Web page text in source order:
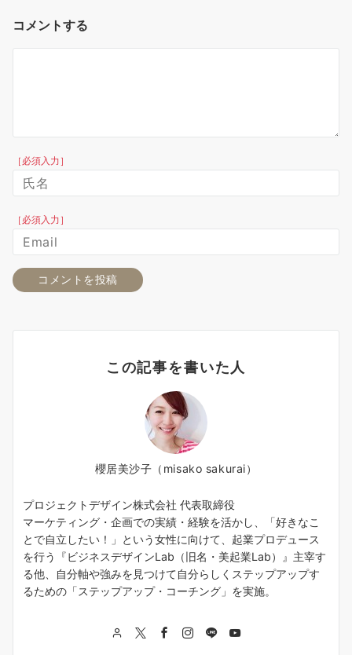
コメントする
［必須入力］
［必須入力］
この記事を書いた人
櫻居美沙子（misako sakurai）
プロジェクトデザイン株式会社 代表取締役
マーケティング・企画での実績・経験を活かし、「好きなこ
とで自立したい！」という女性に向けて、起業プロデュース
を行う『ビジネスデザインLab（旧名・美起業Lab）』主宰す
る他、自分軸や強みを見つけて自分らしくステップアップす
るための「ステップアップ・コーチング」を実施。